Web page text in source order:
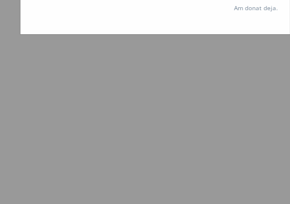
Hosterion
Am donat deja.